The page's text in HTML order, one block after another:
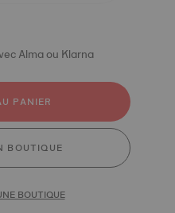
Alma ou Klarna
PANIER
BOUTIQUE
BOUTIQUE